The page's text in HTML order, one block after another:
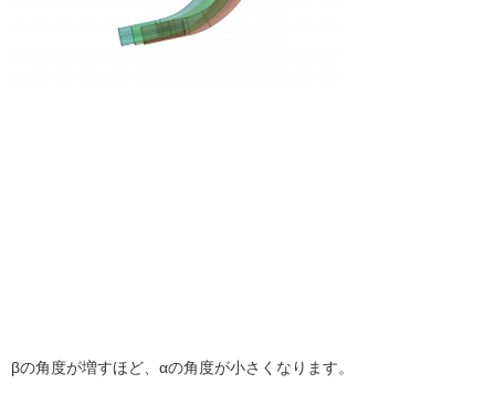
βの角度が増すほど、αの角度が小さくなります。